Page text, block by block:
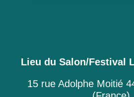
Lieu du Salon/Festival
15 rue Adolphe Moitié